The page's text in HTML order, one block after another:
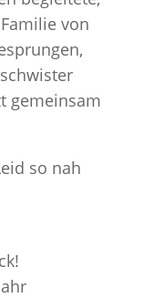
von
gemeinsam
so nah